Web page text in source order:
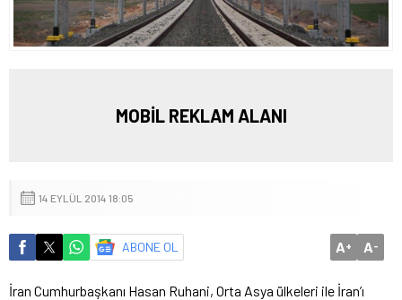
MOBİL REKLAM ALANI
14 EYLÜL 2014 18:05
ABONE OL A+ A-
İran Cumhurbaşkanı Hasan Ruhani, Orta Asya ülkeleri ile İran’ı